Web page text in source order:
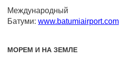
Батуми: www.batumiairport.com
МОРЕМ И НА ЗЕМЛЕ